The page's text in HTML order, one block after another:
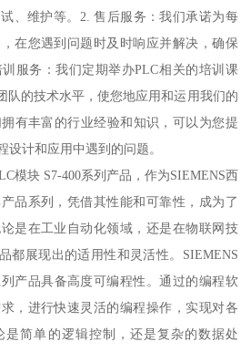
、维护等。2. 售后服务：我们承诺为每
在您遇到问题时及时响应并解决，确保
服务：我们定期举办PLC相关的培训课
队的技术水平，使您地应用和运用我们的
有丰富的行业经验和知识，可以为您提
设计和应用中遇到的问题。
块 S7-400系列产品，作为SIEMENS西
品系列，凭借其性能和可靠性，成为了
是在工业自动化领域，还是在物联网技
都展现出的适用性和灵活性。SIEMENS
产品具备高度可编程性。通过的编程软
，进行快速灵活的编程操作，实现对各
是简单的逻辑控制，还是复杂的数据处